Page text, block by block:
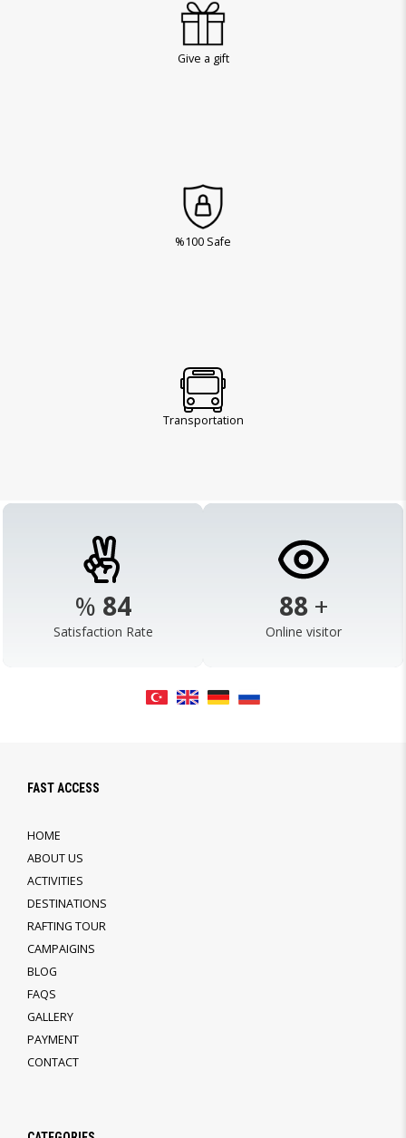
Give a gift
%100 Safe
Transportation
% 98
Satisfaction Rate
103 +
Online visitor
FAST ACCESS
HOME
ABOUT US
ACTIVITIES
DESTINATIONS
RAFTING TOUR
CAMPAIGINS
BLOG
FAQS
GALLERY
PAYMENT
CONTACT